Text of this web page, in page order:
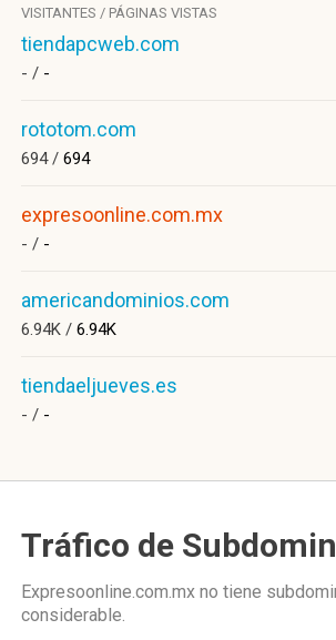
VISITANTES / PÁGINAS VISTAS
tiendapcweb.com
- / -
rototom.com
694 / 694
expresoonline.com.mx
- / -
americandominios.com
6.94K / 6.94K
tiendaeljueves.es
- / -
Tráfico de
Expresoonline.com.mx no tiene
considerable.